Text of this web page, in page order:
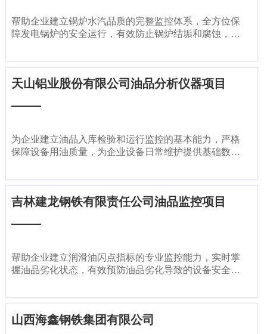
帮助企业建立锅炉水汽品质的完整监控体系，全方位保
障发电锅炉的安全运行，有效防止锅炉结垢和腐蚀，提
天山铝业股份有限公司油品分析仪器项目
为企业建立油品入库检验和运行监控的基本能力，严格
保障设备用油质量，为企业设备日常维护提供基础数据
吉林建龙钢铁有限责任公司油品监控项目
帮助企业建立润滑油闪点指标的专业监控能力，实时掌
握油品劣化状态，有效预防油品劣化导致的设备安全隐
山西海鑫钢铁集团有限公司